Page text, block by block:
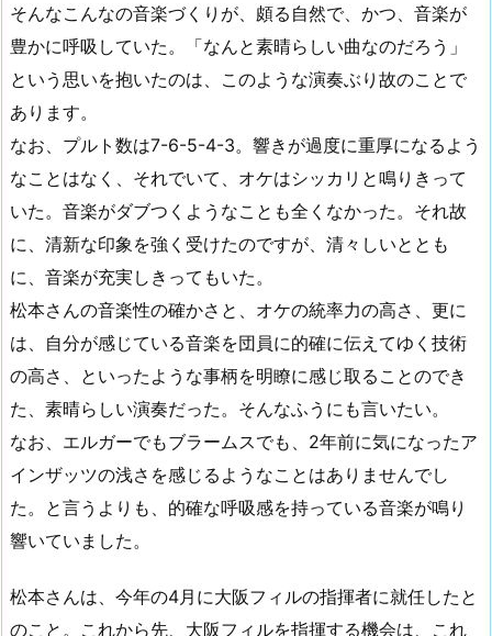
そんなこんなの音楽づくりが、頗る自然で、かつ、音楽が
豊かに呼吸していた。「なんと素晴らしい曲なのだろう」
という思いを抱いたのは、このような演奏ぶり故のことで
あります。
なお、プルト数は7-6-5-4-3。響きが過度に重厚になるよう
なことはなく、それでいて、オケはシッカリと鳴りきって
いた。音楽がダブつくようなことも全くなかった。それ故
に、清新な印象を強く受けたのですが、清々しいととも
に、音楽が充実しきってもいた。
松本さんの音楽性の確かさと、オケの統率力の高さ、更に
は、自分が感じている音楽を団員に的確に伝えてゆく技術
の高さ、といったような事柄を明瞭に感じ取ることのでき
た、素晴らしい演奏だった。そんなふうにも言いたい。
なお、エルガーでもブラームスでも、2年前に気になったア
インザッツの浅さを感じるようなことはありませんでし
た。と言うよりも、的確な呼吸感を持っている音楽が鳴り
響いていました。
松本さんは、今年の4月に大阪フィルの指揮者に就任したと
のこと。これから先、大阪フィルを指揮する機会は、これ